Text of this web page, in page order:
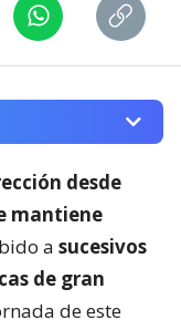
desde
mantiene
a sucesivos
de gran
de este